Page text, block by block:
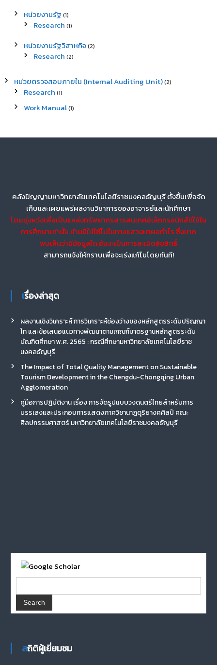
หน่วยงานรัฐ (1)
Research (1)
หน่วยงานรัฐวิสาหกิจ(2)
Research (2)
หน่วยตรวจสอบภายใน (Internal Auditing Unit)(2)
Research (1)
Work Manual(1)
คลังปัญญามหาวิทยาลัยเทคโนโลยีราชมงคลธัญบุรี ตั้งขึ้นเพื่อจัด
เก็บและเผยแพร่ผลงานวิชาการของอาจารย์และนักศึกษา
โดยมุ่งหวังเพื่อเป็นแหล่งทรัพยากรสารสนเทศอิเล็กทรอนิกส์ที่ใช้ใน
การศึกษาเท่านั้น ห้ามมิให้ใช้ไปในทางแสวงหาผลกำไร ซึ่งหาก
พบเห็นว่ามีข้อมูลใด อันจะเป็นการละเมิดลิขสิทธิ์
สามารถแจ้งให้ทราบเพื่อจะเร่งแก้ไขโดยทันที!
เรื่องล่าสุด
ผลงานเชิงวิเคราะห์ การวิเคราะห์ช่องว่างของหลักสูตรระดับปริญญา
โท และข้อเสนอแนวทางพัฒนาตามเกณฑ์มาตรฐานหลักสูตรระดับ
บัณฑิตศึกษา พ.ศ. 2565 : กรณีศึกษามหาวิทยาลัยเทคโนโลยีราช
มงคลธัญบุรี
The Impact of Total Quality Management on Sustainable
Tourism Development in the Chengdu-Chongqing Urban
Agglomeration
คู่มือการปฏิบัติงาน เรื่อง การจัดรูปแบบวงดนตรีไทยสำหรับการ
บรรเลงและประกอบการแสดงภาควิชานาฏดุริยางคศิลป์ คณะ
ศิลปกรรมศาสตร์ มหาวิทยาลัยเทคโนโลยีราชมงคลธัญบุรี
สถิติผู้เยี่ยมชม